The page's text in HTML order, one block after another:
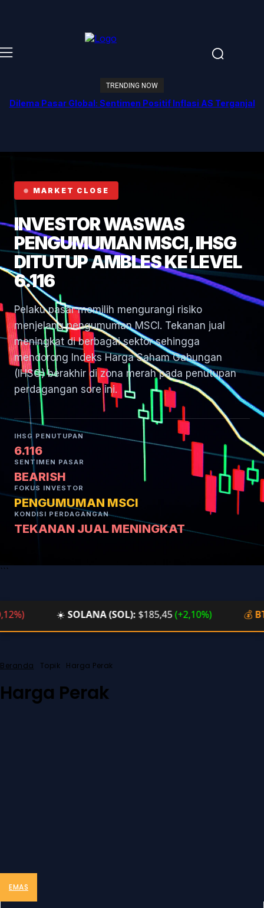
TRENDING NOW
Dilema Pasar Global: Sentimen Positif Inflasi AS Terganjal
MARKET CLOSE
INVESTOR WASWAS
PENGUMUMAN MSCI, IHSG
DITUTUP AMBLES KE LEVEL
6.116
Pelaku pasar memilih mengurangi risiko
menjelang pengumuman MSCI. Tekanan jual
meningkat di berbagai sektor sehingga
mendorong Indeks Harga Saham Gabungan
(IHSG) berakhir di zona merah pada penutupan
perdagangan sore ini.
IHSG PENUTUPAN
6.116
SENTIMEN PASAR
BEARISH
FOKUS INVESTOR
PENGUMUMAN MSCI
KONDISI PERDAGANGAN
TEKANAN JUAL MENINGKAT
```
SOLANA (SOL):$185,45(+2,10%)
Beranda Topik Harga Perak
Harga Perak
EMAS